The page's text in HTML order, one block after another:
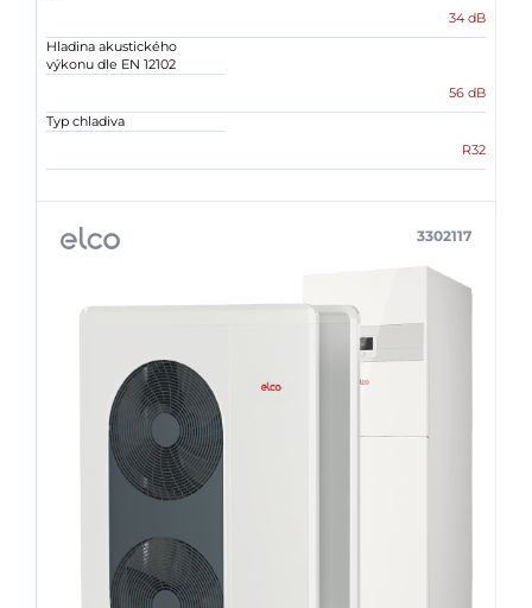
34 dB
Hladina akustického
výkonu dle EN 12102
56 dB
Typ chladiva
R32
3302117